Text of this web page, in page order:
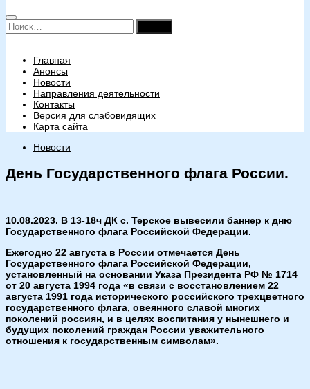
Найти:
Главная
Анонсы
Новости
Направления деятельности
Контакты
Версия для слабовидящих
Карта сайта
Новости
День Государственного флага России.
10.08.2023. В 13-18ч ДК с. Терское вывесили баннер к дню
Государственного флага Российской Федерации.
Ежегодно 22 августа в России отмечается День
Государственного флага Российской Федерации,
установленный на основании Указа Президента РФ № 1714
от 20 августа 1994 года «в связи с восстановлением 22
августа 1991 года исторического российского трехцветного
государственного флага, овеянного славой многих
поколений россиян, и в целях воспитания у нынешнего и
будущих поколений граждан России уважительного
отношения к государственным символам».